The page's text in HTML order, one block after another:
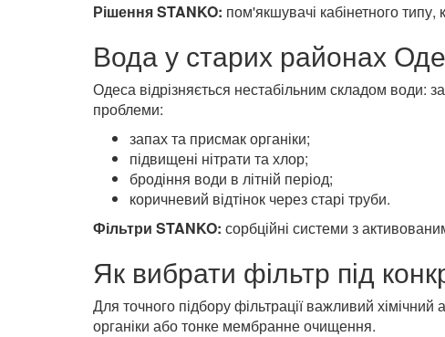
Рішення STANKO: пом'якшувачі кабінетного
Вода у старих районах
Одеса відрізняється нестабільним складом води:
проблеми:
запах та присмак органіки;
підвищені нітрати та хлор;
бродіння води в літній період;
коричневий відтінок через старі труби.
Фільтри STANKO: сорбційні системи з
Як вибрати фільтр під
Для точного підбору фільтрації важливий
органіки або тонке мембранне очищення.